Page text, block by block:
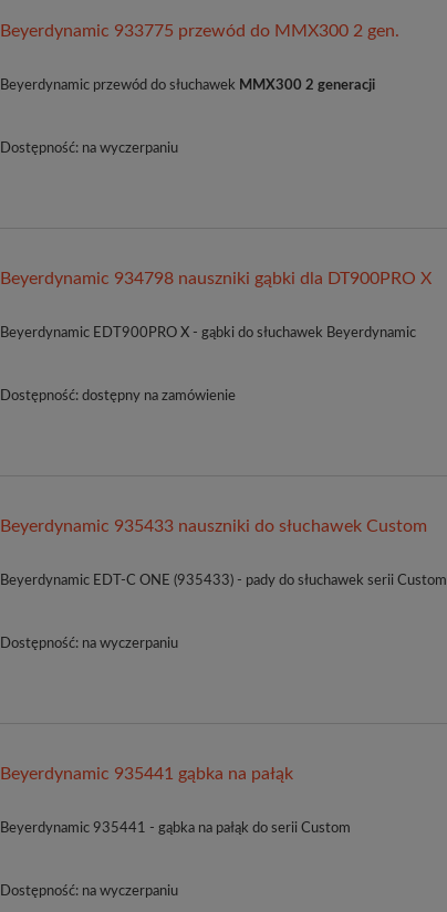
Beyerdynamic 933775 przewód do MMX300 2 gen.
Beyerdynamic przewód do słuchawek MMX300 2 generacji
Dostępność: na wyczerpaniu
Beyerdynamic 934798 nauszniki gąbki dla DT900PRO X
Beyerdynamic EDT900PRO X - gąbki do słuchawek Beyerdynamic
Dostępność: dostępny na zamówienie
Beyerdynamic 935433 nauszniki do słuchawek Custom
Beyerdynamic EDT-C ONE (935433) - pady do słuchawek serii Custom
Dostępność: na wyczerpaniu
Beyerdynamic 935441 gąbka na pałąk
Beyerdynamic 935441 - gąbka na pałąk do serii Custom
Dostępność: na wyczerpaniu